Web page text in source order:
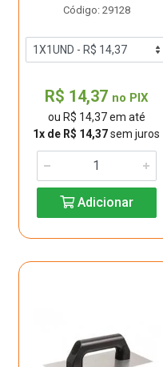
Código: 29128
R$ 14,37 no PIX
ou R$ 14,37 em até
1x de R$ 14,37sem juros
Adicionar